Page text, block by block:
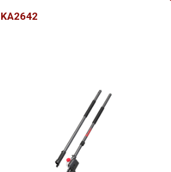
KA2642